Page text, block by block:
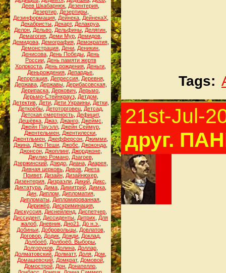
Деев Шкабарнюк Дезентерия
Дезертир, Дезертиры,
Дезинформация, Дейнека, ДейнекаХ,
Декабристы Декарт, Делакруа
Делон Дельво Дельфины Делягин
Демагогия Деми Мур Демидов
Демидова, Демография, Демократия,
Демонстрация Дени Деникин
Денисова День Победы День
России, День памяти жертв
Холокоста День рождения Деньги
Деньрождения Депардье
Депортация, Депрессия, Деревня,
Держава, Державы, Дерибасовская,
Дерипаска Деркович Дерьмо
Дерьмо-Стейнкрауз, Детдом
Детектив, Дети, Дети Украины, Детки,
Деткоёбы, Детоторговец, Детсад,
Детская смертность, Дефицит,
Дешёвка, Джаз, Джанго, Джеймс
Джейн Пауэлл, Джейн Сеймур,
Джентельмен Джентилески
Джентльмен Джефферсон Джимми
Джина Джо Пеши Джобс Джоконда
Джонсон, Джоплинг, Джорджоне,
Джулио Романо, Дзагоев,
Дзержинский, Дзюдо, Диана, Диарея,
Дивная церковь Дивов Диета
Привет, Дизайн, Дизайнюхер,
Дизентерия Дизраэли Дикий Дикс
Диктатура Дима Димитрий Димка
Дин, Диплом Дипломатия,
Дипломаты Дипломированная
Дирижёр, Дискриминация,
Дискуссия Диснейленд Диспетчер
Диссидент, Диссиденты Дитрих
Для
жалоб, Дневник, Дно21 До н.э.
Добиньи, Добровольцы, Довлатов,
Договор Додик Дожди Доклад
Долбоёб Долбоёб. Выборы
Долгоруков, Долина, Доллар,
Долматовский Долматт, Доля Дом
Домашевский, Домкрат, Домовой,
Домострой Дон Донателло
Tags:
21st-Jul-
друг.